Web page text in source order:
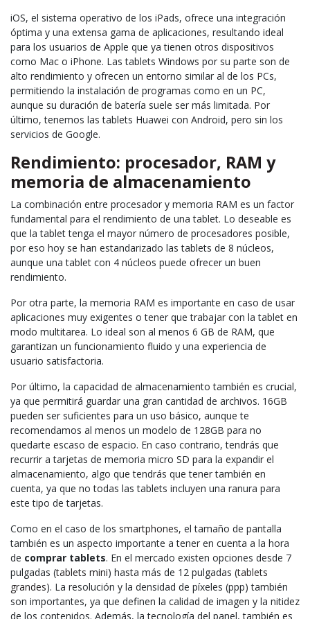
iOS, el sistema operativo de los iPads, ofrece una integración
óptima y una extensa gama de aplicaciones, resultando ideal
para los usuarios de Apple que ya tienen otros dispositivos
como Mac o iPhone. Las tablets Windows por su parte son de
alto rendimiento y ofrecen un entorno similar al de los PCs,
permitiendo la instalación de programas como en un PC,
aunque su duración de batería suele ser más limitada. Por
último, tenemos las tablets Huawei con Android, pero sin los
servicios de Google.
Rendimiento: procesador, RAM y
memoria de almacenamiento
La combinación entre procesador y memoria RAM es un factor
fundamental para el rendimiento de una tablet. Lo deseable es
que la tablet tenga el mayor número de procesadores posible,
por eso hoy se han estandarizado las tablets de 8 núcleos,
aunque una tablet con 4 núcleos puede ofrecer un buen
rendimiento.
Por otra parte, la memoria RAM es importante en caso de usar
aplicaciones muy exigentes o tener que trabajar con la tablet en
modo multitarea. Lo ideal son al menos 6 GB de RAM, que
garantizan un funcionamiento fluido y una experiencia de
usuario satisfactoria.
Por último, la capacidad de almacenamiento también es crucial,
ya que permitirá guardar una gran cantidad de archivos. 16GB
pueden ser suficientes para un uso básico, aunque te
recomendamos al menos un modelo de 128GB para no
quedarte escaso de espacio. En caso contrario, tendrás que
recurrir a tarjetas de memoria micro SD para la expandir el
almacenamiento, algo que tendrás que tener también en
cuenta, ya que no todas las tablets incluyen una ranura para
este tipo de tarjetas.
Como en el caso de los smartphones, el tamaño de pantalla
también es un aspecto importante a tener en cuenta a la hora
de comprar tablets. En el mercado existen opciones desde 7
pulgadas (tablets mini) hasta más de 12 pulgadas (tablets
grandes). La resolución y la densidad de píxeles (ppp) también
son importantes, ya que definen la calidad de imagen y la nitidez
de los contenidos. Además, la tecnología del panel, también es